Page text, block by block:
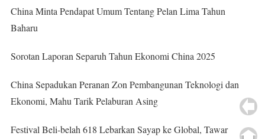
China Minta Pendapat Umum Tentang Pelan Lima Tahun
Baharu
Sorotan Laporan Separuh Tahun Ekonomi China 2025
China Sepadukan Peranan Zon Pembangunan Teknologi dan
Ekonomi, Mahu Tarik Pelaburan Asing
Festival Beli-belah 618 Lebarkan Sayap ke Global, Tawar